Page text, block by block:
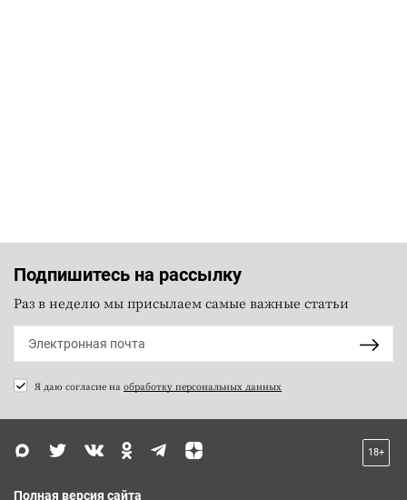
Подпишитесь на рассылку
Раз в неделю мы присылаем самые важные статьи
Я даю согласие на обработку персональных данных
18+
Полная версия сайта